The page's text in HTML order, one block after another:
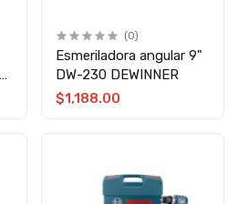
(0)
Esmeriladora angular 9"
DW-230 DEWINNER
$1,188.00